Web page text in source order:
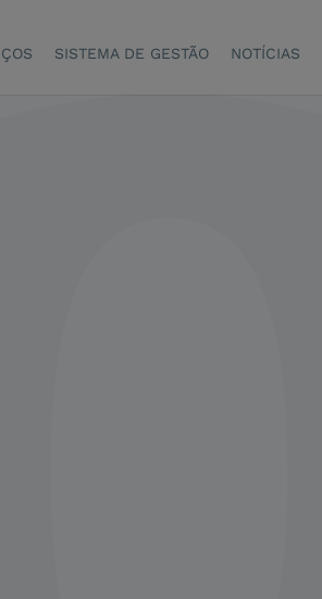
SISTEMA DE GESTÃO NOTÍCIAS